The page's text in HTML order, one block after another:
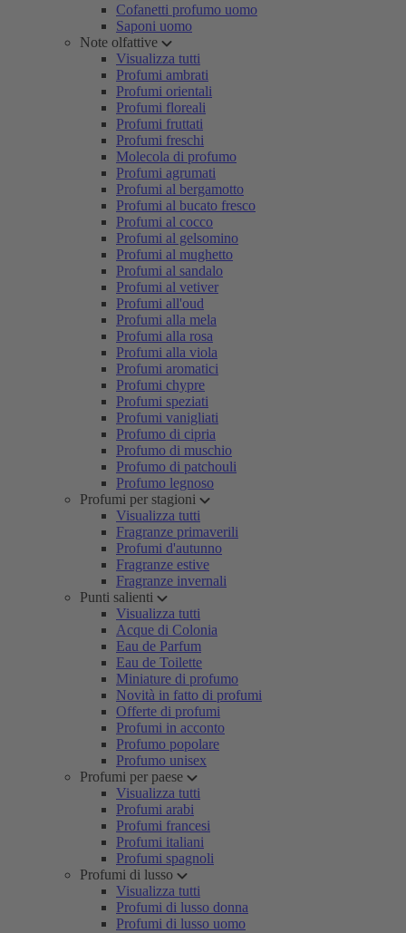
Cofanetti profumo uomo
Saponi uomo
Note olfattive
Visualizza tutti
Profumi ambrati
Profumi orientali
Profumi floreali
Profumi fruttati
Profumi freschi
Molecola di profumo
Profumi agrumati
Profumi al bergamotto
Profumi al bucato fresco
Profumi al cocco
Profumi al gelsomino
Profumi al mughetto
Profumi al sandalo
Profumi al vetiver
Profumi all'oud
Profumi alla mela
Profumi alla rosa
Profumi alla viola
Profumi aromatici
Profumi chypre
Profumi speziati
Profumi vanigliati
Profumo di cipria
Profumo di muschio
Profumo di patchouli
Profumo legnoso
Profumi per stagioni
Visualizza tutti
Fragranze primaverili
Profumi d'autunno
Fragranze estive
Fragranze invernali
Punti salienti
Visualizza tutti
Acque di Colonia
Eau de Parfum
Eau de Toilette
Miniature di profumo
Novità in fatto di profumi
Offerte di profumi
Profumi in acconto
Profumo popolare
Profumo unisex
Profumi per paese
Visualizza tutti
Profumi arabi
Profumi francesi
Profumi italiani
Profumi spagnoli
Profumi di lusso
Visualizza tutti
Profumi di lusso donna
Profumi di lusso uomo